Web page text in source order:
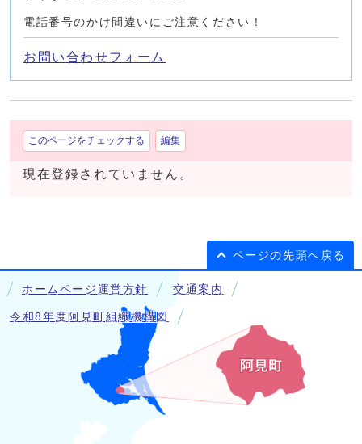
電話番号のかけ間違いにご注意ください！
お問い合わせフォーム
このページをチェックする 編集
現在登録されていません。
ページの先頭へ戻る
ホームページ運営方針 交通案内
令和8年度阿見町組織機構図